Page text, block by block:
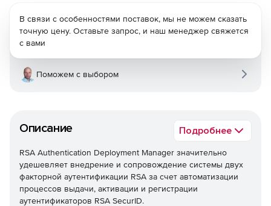
Описание Подробнее
RSA Authentication Deployment Manager значительно
удешевляет внедрение и сопровождение системы двух
факторной аутентификации RSA за счет автоматизации
процессов выдачи, активации и регистрации
аутентификаторов RSA SecurID.
В связи с особенностями поставок, мы не можем сказать
точную цену. Оставьте запрос, и наш менеджер свяжется
с вами
Поможем с выбором